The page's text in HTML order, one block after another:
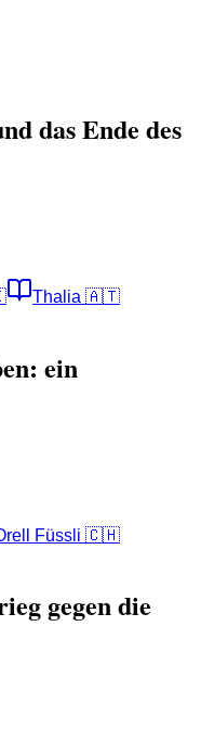
das Ende des
Thalia 🇦🇹
ein
Füssli 🇨🇭
gegen die